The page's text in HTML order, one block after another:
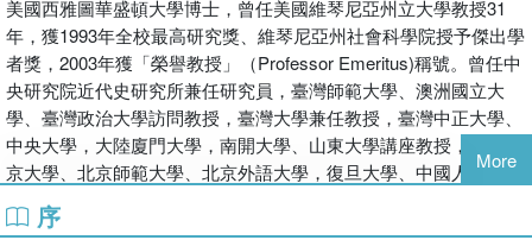
節，猶如古老疲憊的帝國嘗試與世界接軌。他在國際外交場域
據理力爭，積極倡議接納西方文化，最終卻仍面臨「孤臣無力
回天」的困局。他的個人挫敗，似乎象徵了十九世紀中國走向
世界的重重阻礙。
【本書特色】
▎經典重塑，增訂再出
美國西雅圖華盛頓大學博士，曾任美國維琴尼亞州立大學教授31
年，獲1993年全校最高研究獎、維琴尼亞州社會科學院授予傑出學
者獎，2003年獲「榮譽教授」（Professor Emeritus)稱號。曾任中
央研究院近代史研究所兼任研究員，臺灣師範大學、澳洲國立大
學、臺灣政治大學訪問教授，臺灣大學兼任教授，臺灣中正大學、
中央大學，大陸廈門大學，南開大學、山東大學講座教授，曾任北
京大學、北京師範大學、北京外語大學，復旦大學、中國人民大
學、首都大學等校講座。已出版中英文專書26種、學術論文百餘
篇、中英文書評40餘篇。英文著作《追尋失落的圓明園》（A
More
序